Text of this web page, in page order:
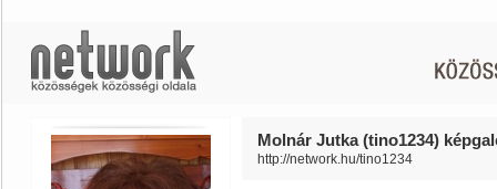
Molnár Jutka (tino1234)
http://network.hu/tino1234